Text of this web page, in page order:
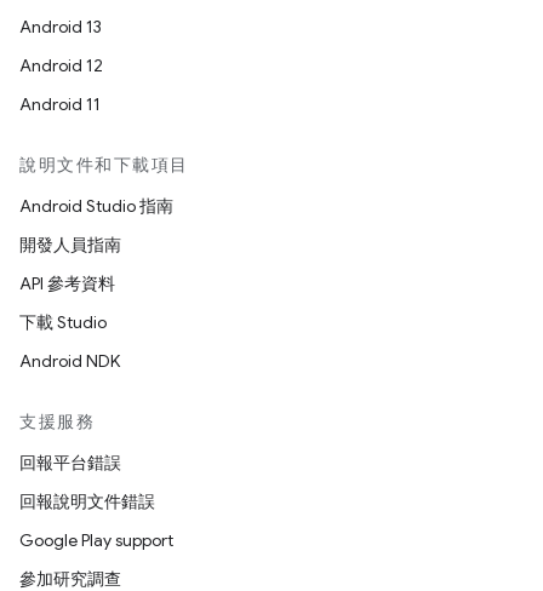
Android 13
Android 12
Android 11
說明文件和下載項目
Android Studio 指南
開發人員指南
API 參考資料
下載 Studio
Android NDK
支援服務
回報平台錯誤
回報說明文件錯誤
Google Play support
參加研究調查